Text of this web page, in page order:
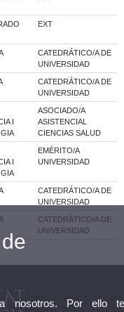
EXT
CATEDRÁTICO/A DE
UNIVERSIDAD
CATEDRÁTICO/A DE
UNIVERSIDAD
I
ASOCIADO/A
ASISTENCIAL
CIENCIAS SALUD
I
EMÉRITO/A
UNIVERSIDAD
CATEDRÁTICO/A DE
UNIVERSIDAD
CATEDRÁTICO/A DE
UNIVERSIDAD
nosotros. Por ello